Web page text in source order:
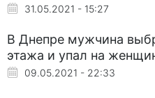
31.05.2021 - 15:27
В Днепре мужчина
этажа и упал на
09.05.2021 - 22:33